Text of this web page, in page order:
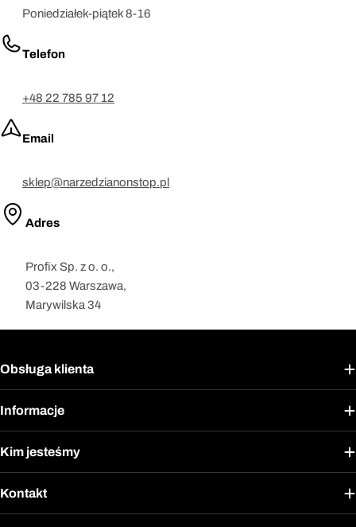
Poniedziałek-piątek 8-16
Telefon
+48 22 785 97 12
Email
sklep@narzedzianonstop.pl
Adres
Profix Sp. z o. o.,
03-228 Warszawa,
Marywilska 34
Obsługa klienta
Informacje
Kim jesteśmy
Kontakt